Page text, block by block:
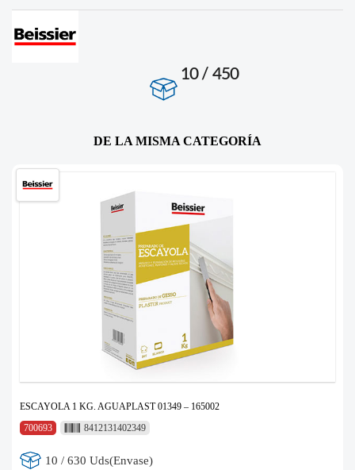
10 / 450
DE LA MISMA CATEGORÍA
ESCAYOLA 1 KG. AGUAPLAST 01349 – 165002
700693
8412131402349
10 / 630 Uds(Envase)